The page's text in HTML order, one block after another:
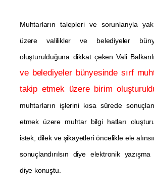
Muhtarların talepleri ve sorunlarıyla
üzere valilikler ve belediyeler
oluşturulduğuna dikkat çeken Vali
ve belediyeler bünyesinde sırf
takip etmek üzere birim
muhtarların işlerini kısa sürede
etmek üzere muhtar bilgi hatları
istek, dilek ve şikayetleri öncelikle ele
sonuçlandırılsın diye elektronik
diye konuştu.